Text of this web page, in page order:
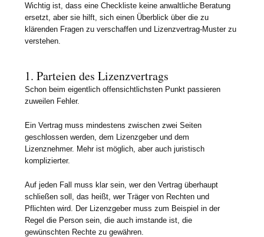
Wichtig ist, dass eine Checkliste keine anwaltliche Beratung
ersetzt, aber sie hilft, sich einen Überblick über die zu
klärenden Fragen zu verschaffen und Lizenzvertrag-Muster zu
verstehen.
1. Parteien des Lizenzvertrags
Schon beim eigentlich offensichtlichsten Punkt passieren
zuweilen Fehler.
Ein Vertrag muss mindestens zwischen zwei Seiten
geschlossen werden, dem Lizenzgeber und dem
Lizenznehmer. Mehr ist möglich, aber auch juristisch
komplizierter.
Auf jeden Fall muss klar sein, wer den Vertrag überhaupt
schließen soll, das heißt, wer Träger von Rechten und
Pflichten wird. Der Lizenzgeber muss zum Beispiel in der
Regel die Person sein, die auch imstande ist, die
gewünschten Rechte zu gewähren.